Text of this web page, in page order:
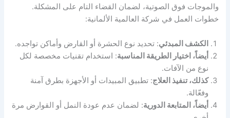
والموجات فوق الصوتية، لضمان القضاء التام على المشكلة.
خطوات العمل في شركة العالمية الألمانية:
الكشف المبدئي: تحديد نوع الحشرة أو القارض وأماكن تواجده.
أيضاً، اختيار الطريقة المناسبة: استخدام تقنيات مخصصة لكل
نوع من الآفات.
كذلك، تنفيذ العلاج: تطبيق المبيدات أو الأجهزة بطرق آمنة
وفعّالة.
أيضاً، المتابعة الدورية: لضمان عدم عودة النمل أو القوارض مرة